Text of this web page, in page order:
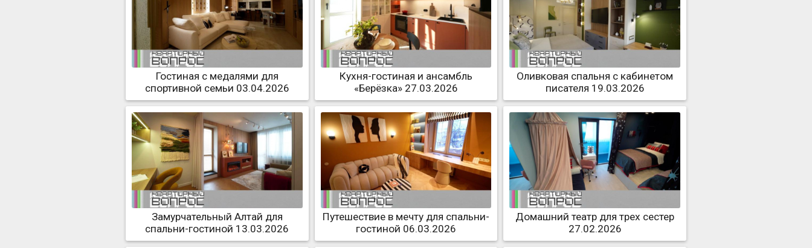
Гостиная с медалями для
спортивной семьи 03.04.2026
Кухня-гостиная и ансамбль
«Берёзка» 27.03.2026
Оливковая спальня с кабинетом
писателя 19.03.2026
Замурчательный Алтай для
спальни-гостиной 13.03.2026
Путешествие в мечту для спальни-
гостиной 06.03.2026
Домашний театр для трех сестер
27.02.2026